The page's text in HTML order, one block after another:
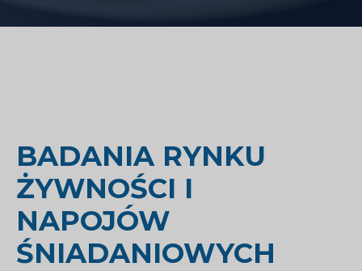
BADANIA RYNKU
ŻYWNOŚCI I
NAPOJÓW
ŚNIADANIOWYCH